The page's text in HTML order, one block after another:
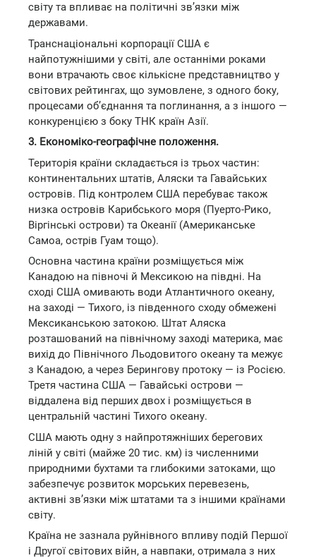
світу та впливає на політичні зв’язки між
державами.
Транснаціональні корпорації США є
найпотужнішими у світі, але останніми роками
вони втрачають своє кількісне представництво у
світових рейтингах, що зумовлене, з одного боку,
процесами об’єднання та поглинання, а з іншого —
конкуренцією з боку ТНК країн Азії.
3. Економіко-географічне положення.
Територія країни складається із трьох частин:
континентальних штатів, Аляски та Гавайських
островів. Під контролем США перебуває також
низка островів Карибського моря (Пуерто-Рико,
Віргінські острови) та Океанії (Американське
Самоа, острів Гуам тощо).
Основна частина країни розміщується між
Канадою на півночі й Мексикою на півдні. На
сході США омивають води Атлантичного океану,
на заході — Тихого, із південного сходу обмежені
Мексиканською затокою. Штат Аляска
розташований на північному заході материка, має
вихід до Північного Льодовитого океану та межує
з Канадою, а через Берингову протоку — із Росією.
Третя частина США — Гавайські острови —
віддалена від перших двох і розміщується в
центральній частині Тихого океану.
США мають одну з найпротяжніших берегових
ліній у світі (майже 20 тис. км) із численними
природними бухтами та глибокими затоками, що
забезпечує розвиток морських перевезень,
активні зв’язки між штатами та з іншими країнами
світу.
Країна не зазнала руйнівного впливу подій Першої
і Другої світових війн, а навпаки, отримала з них